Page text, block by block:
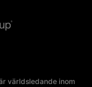
världsledande inom